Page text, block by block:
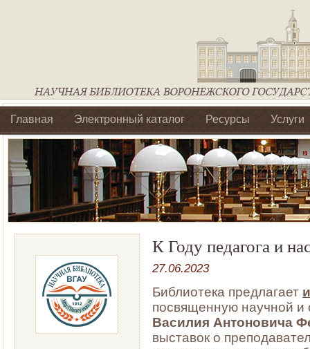
Главная Электронный каталог Ресурсы Услуги
Библиотеки регионального отделения Ассоциации
К Году педагога и
27.06.2023
Библиотека предлагает
посвященную научной и
Василия Антоновича
выставок о